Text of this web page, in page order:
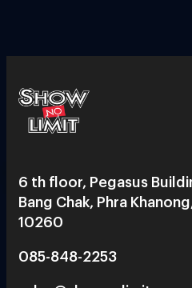
6 th floor, Pegasus
Bang Chak, Phra
10260
085-848-2253